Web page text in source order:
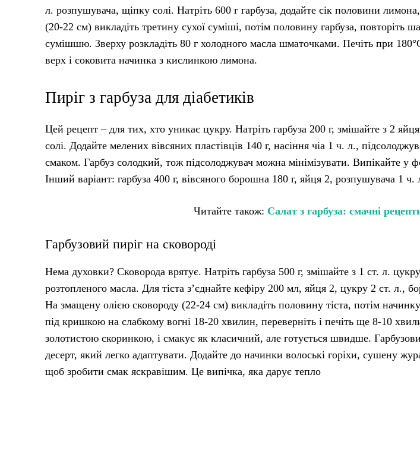
л. розпушувача, щіпку солі. Натріть 600 г гарбуза, додайте сік половини
(20-22 см) викладіть третину сухої суміші, потім половину гарбуза, повторіть
сумішшю. Зверху розкладіть 80 г холодного масла шматочками. Печіть при
верх і соковита начинка з кислинкою лимона.
Пиріг з гарбуза для діабетиків
Цей рецепт – для тих, хто уникає цукру. Натріть гарбуза 200 г, змішайте з 2
солі. Додайте мелених вівсяних пластівців 140 г, насіння чіа 1 ч. л.,
смаком. Гарбуз солодкий, тож підсолоджувач можна мінімізувати. Випікайте у
Інший варіант: гарбуза 400 г, вівсяного борошна 180 г, яйця 2, розпушувача 1 ч.
Читайте також: Салат з гарбуза: смачні
Гарбузовий пиріг на сковороді
Нема духовки? Сковорода врятує. Натріть гарбуза 500 г, змішайте з 1 ст. л.
розтопленого масла. Для тіста з’єднайте кефіру 200 мл, яйця 2, цукру 2 ст. л.,
На змащену олією сковороду (22-24 см) викладіть половину тіста, потім
під кришкою на слабкому вогні 18-20 хвилин, переверніть і печіть ще 8-10
золотистою скоринкою, і смакує як класичний, але готується швидше.
десерт, який легко адаптувати. Додайте до начинки волоські горіхи, сушену
щоб зробити смак яскравішим. Це випічка, яка дарує тепло